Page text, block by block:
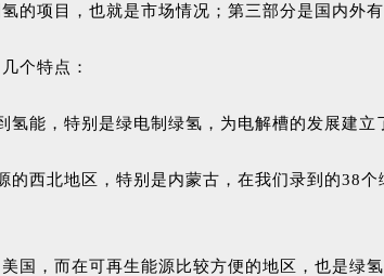
的项目，也就是市场情况；第三部分是国内外
个特点：
能，特别是绿电制绿氢，为电解槽的发展建立
西北地区，特别是内蒙古，在我们录到的38
国，而在可再生能源比较方便的地区，也是绿氢